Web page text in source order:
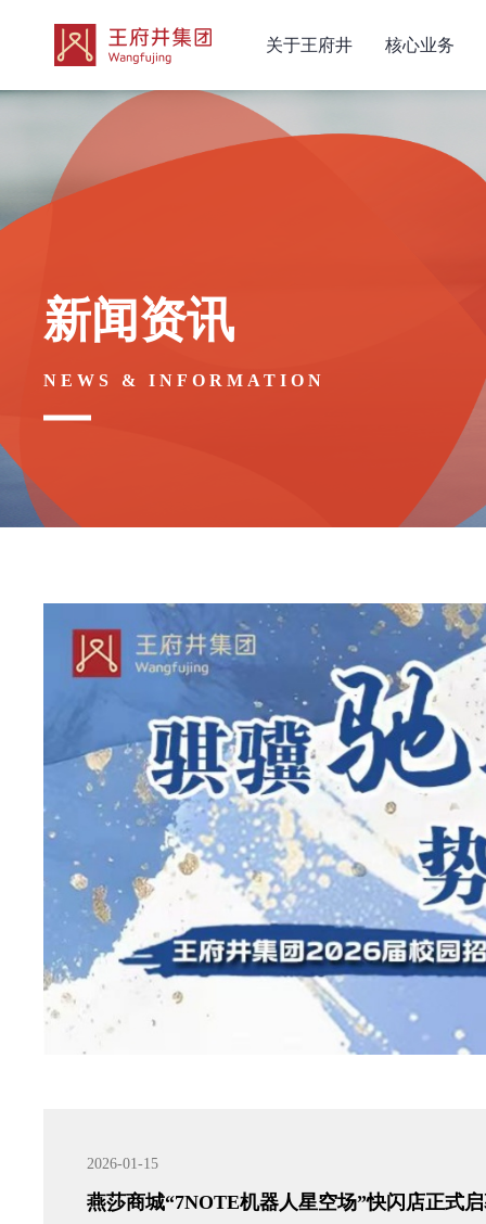
关于王府井 核心业务
新闻资讯
NEWS & INFORMATION
2026-01-15
燕莎商城“7NOTE机器人星空场”快闪店正式